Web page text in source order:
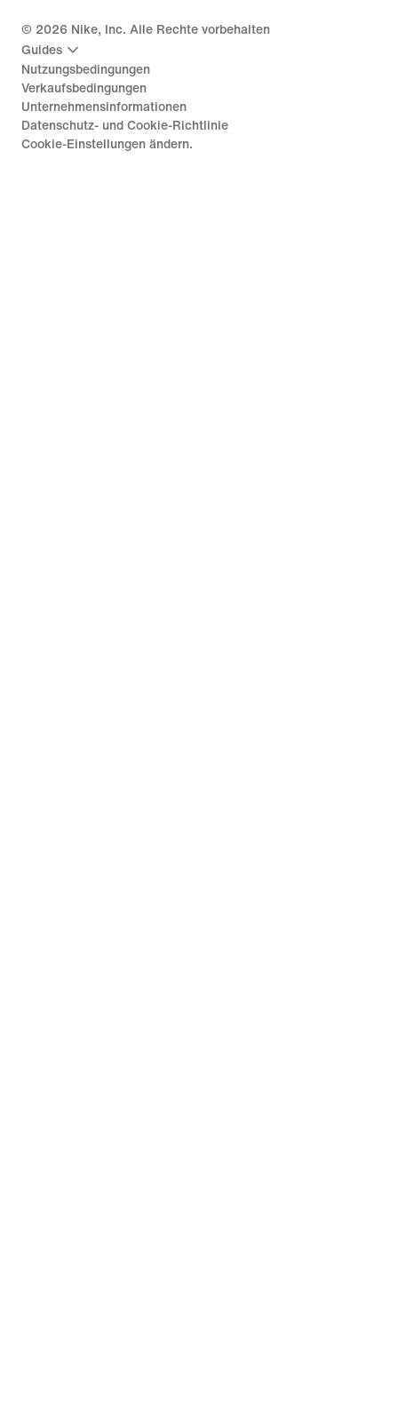
© 2026 Nike, Inc. Alle Rechte vorbehalten
Guides
Nutzungsbedingungen
Verkaufsbedingungen
Unternehmensinformationen
Datenschutz- und Cookie-Richtlinie
Cookie-Einstellungen ändern.